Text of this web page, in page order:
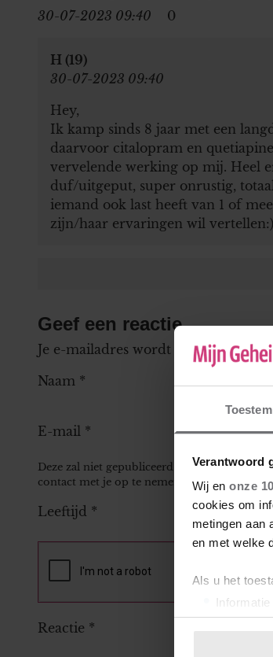
Verantwoord
Wij en onze
cookies om
metingen aan
en met welke
Als u het
Uw
30-07-2023 09:40 0
H (19)
30-07-2023 09:40
Hey,
Ik kamp sinds 8 jaar met een
daarvoor citalopram en
vervelende werking op mij. Heel
duf/uitgeput, super onrustig,
iemand ook last heeft van 1 of
zijn/haar ervaringen wil vertellen:)
Geef een reactie
Je e-mailadres wordt niet
Naam *
E-mail *
Deze zal niet gepubliceerd worden bij je
contact met je op te nemen.
Leeftijd *
Reactie *